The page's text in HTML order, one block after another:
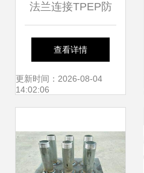
法兰连接TPEP防
腐钢管直销 打造远
离腐蚀的坚固屏障
查看详情
更新时间：2026-08-04
14:02:06